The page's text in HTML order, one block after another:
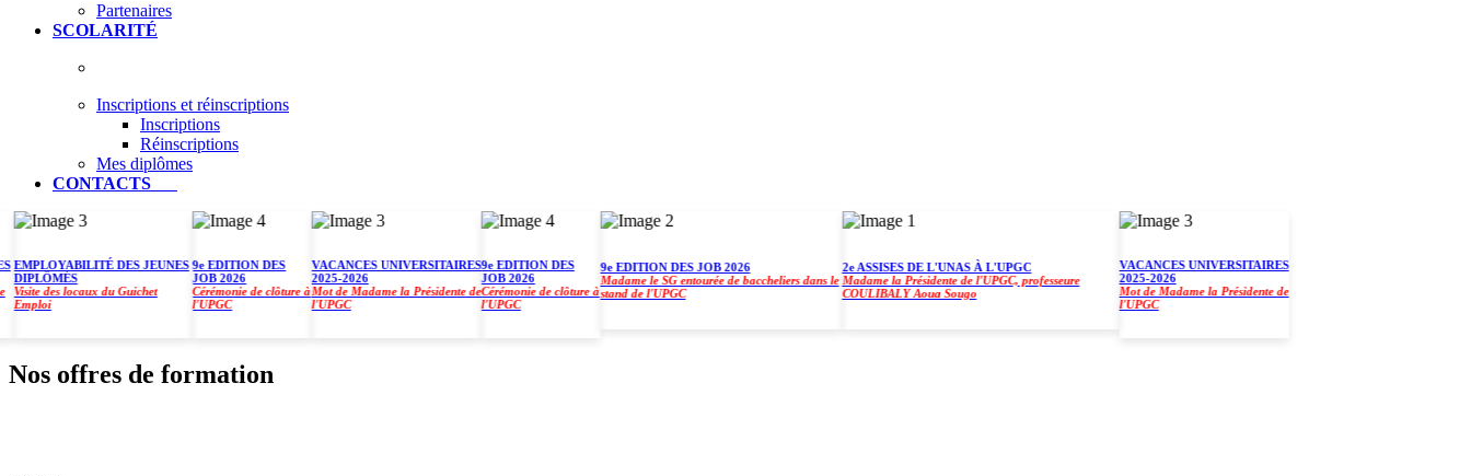
Partenaires
SCOLARITÉ
Inscriptions et réinscriptions
Inscriptions
Réinscriptions
Mes diplômes
CONTACTS
DES JEUNES
des locaux du Guichet
9e EDITION DES
JOB 2026
Cérémonie de clôture à
l'UPGC
VACANCES UNIVERSITAIRES
2025-2026
Mot de Madame la Présidente de
l'UPGC
9e EDITION DES
JOB 2026
Cérémonie de clôture à
l'UPGC
9e EDITION DES JOB 2026
Madame le SG entourée de baccheliers dans le
stand de l'UPGC
2e ASSISES DE L'UNAS À L'UPGC
Madame la Présidente de l'UPGC, professeure
COULIBALY Aoua Sougo
VACANCES UNIVERSITAIRES
2025-2026
Mot de Madame la Présidente de
l'UPGC
Nos offres de formation